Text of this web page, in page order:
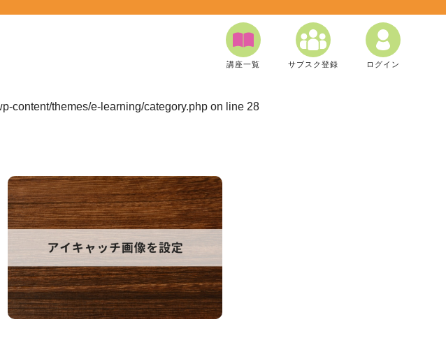
講座一覧 サブスク登録 ログイン
content/themes/e-learning/category.php on line 28